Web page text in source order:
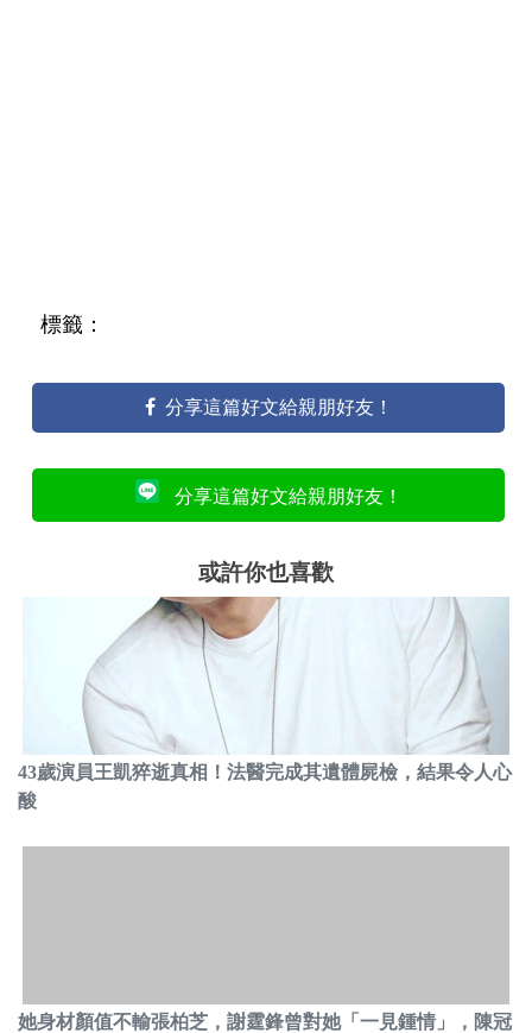
標籤：
分享這篇好文給親朋好友！
分享這篇好文給親朋好友！
或許你也喜歡
43歲演員王凱猝逝真相！法醫完成其遺體屍檢，結果令人心
酸
她身材顏值不輸張柏芝，謝霆鋒曾對她「一見鍾情」，陳冠